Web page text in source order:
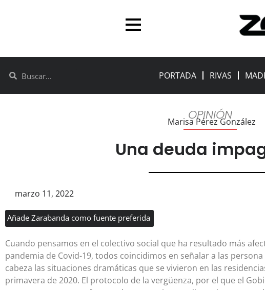
PORTADA RIVAS
OPINIÓN
Marisa Pérez González
Una deuda
marzo 11, 2022
Añade Zarabanda como fuente preferida
Cuando pensamos en el colectivo social que ha resultado más
pandemia de Covid-19, todos coincidimos en señalar a las
cabeza las situaciones dramáticas que se vivieron en las
primavera de 2020. El protocolo de la vergüenza, por el que el